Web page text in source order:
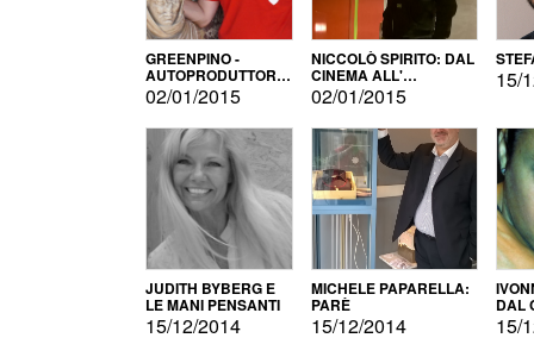
GREENPINO -
AUTOPRODUTTORE
PER AMORE
02/01/2015
NICCOLÒ SPIRITO: DAL
CINEMA ALL'
AUTOPRODUZIONE
02/01/2015
15/
JUDITH BYBERG E
LE MANI PENSANTI
15/12/2014
MICHELE PAPARELLA:
PARÈ
15/12/2014
DAL
15/